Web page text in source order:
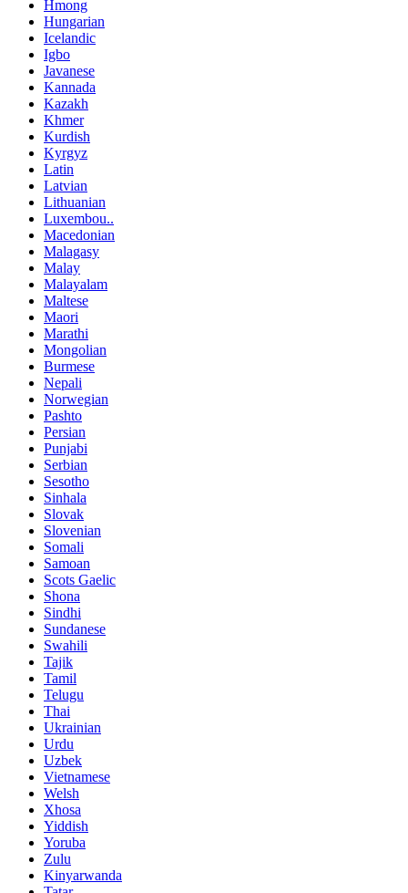
Hmong
Hungarian
Icelandic
Igbo
Javanese
Kannada
Kazakh
Khmer
Kurdish
Kyrgyz
Latin
Latvian
Lithuanian
Luxembou..
Macedonian
Malagasy
Malay
Malayalam
Maltese
Maori
Marathi
Mongolian
Burmese
Nepali
Norwegian
Pashto
Persian
Punjabi
Serbian
Sesotho
Sinhala
Slovak
Slovenian
Somali
Samoan
Scots Gaelic
Shona
Sindhi
Sundanese
Swahili
Tajik
Tamil
Telugu
Thai
Ukrainian
Urdu
Uzbek
Vietnamese
Welsh
Xhosa
Yiddish
Yoruba
Zulu
Kinyarwanda